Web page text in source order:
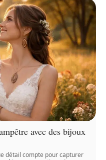
avec des bijoux
détail compte pour capturer